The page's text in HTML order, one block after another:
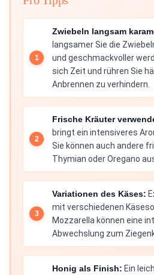
Zwiebeln langsam
langsamer Sie die
und geschmackvoller
sich Zeit und rühren Sie
Anbrennen zu verhindern.
Frische Kräuter
bringt ein intensiveres
Sie können auch andere
Thymian oder Oregano
Variationen des Käses:
mit verschiedenen
Mozzarella können eine
Abwechslung zum
Honig als Finish: Ein